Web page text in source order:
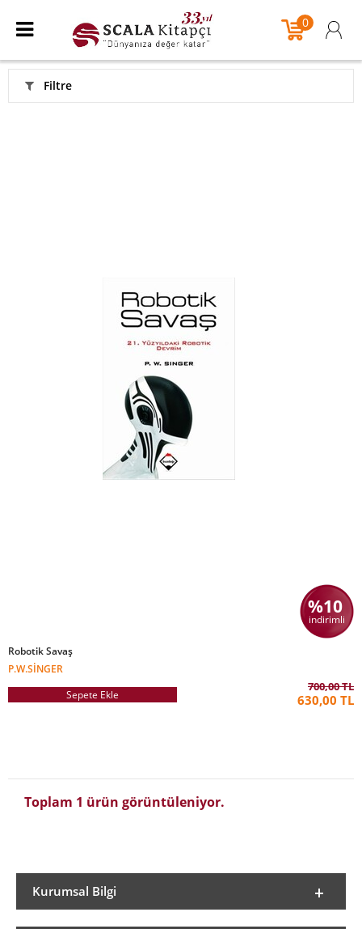
0
Filtre
%10
indirimli
Robotik Savaş
P.W.SINGER
Sepete Ekle
700,00 TL
630,00 TL
Toplam 1 ürün görüntüleniyor.
Kurumsal Bilgi